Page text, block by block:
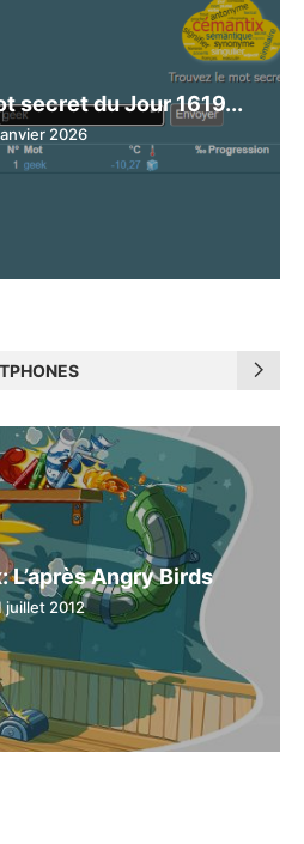
secret du Jour 1619...
2026
L’après Angry Birds
juillet 2012